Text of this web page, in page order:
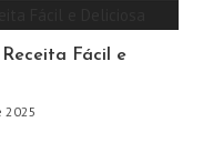
Fácil e
2025